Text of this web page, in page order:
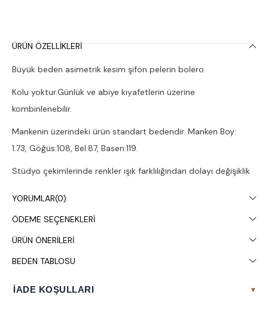
ÜRÜN ÖZELLIKLERI
Büyük beden asimetrik kesim şifon pelerin bolero.
Kolu yoktur.Günlük ve abiye kıyafetlerin üzerine
kombinlenebilir.
Mankenin üzerindeki ürün standart bedendir. Manken Boy:
1.73, Göğüs:108, Bel:87, Basen:119.
Stüdyo çekimlerinde renkler ışık farklılığından dolayı değişiklik
YORUMLAR(0)
ÖDEME SEÇENEKLERI
ÜRÜN ÖNERILERI
BEDEN TABLOSU
İADE KOŞULLARI ▾